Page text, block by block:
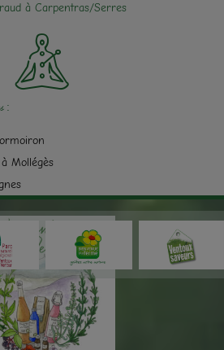
à Carpentras/Serres
:
Mollégès